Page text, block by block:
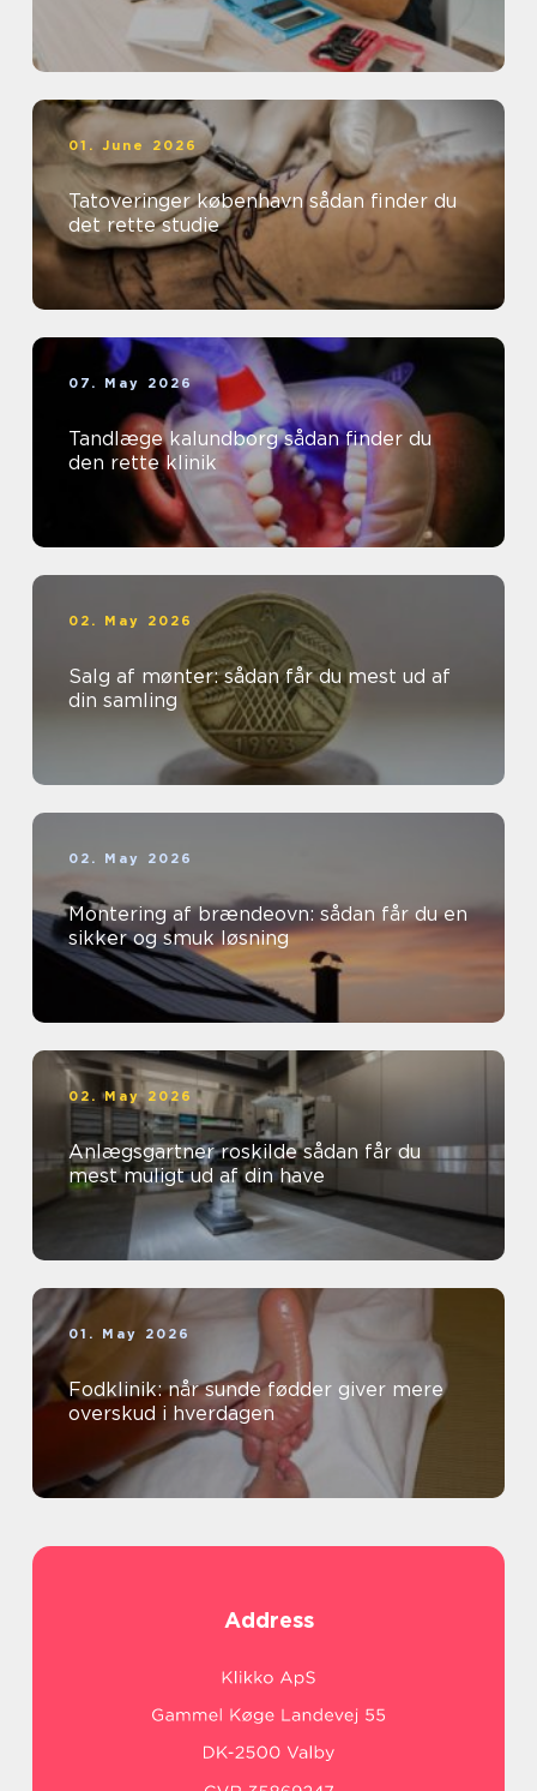
01. June 2026
Tatoveringer københavn sådan finder du
det rette studie
07. May 2026
Tandlæge kalundborg sådan finder du
den rette klinik
02. May 2026
Salg af mønter: sådan får du mest ud af
din samling
02. May 2026
Montering af brændeovn: sådan får du en
sikker og smuk løsning
02. May 2026
Anlægsgartner roskilde sådan får du
mest muligt ud af din have
01. May 2026
Fodklinik: når sunde fødder giver mere
overskud i hverdagen
Address